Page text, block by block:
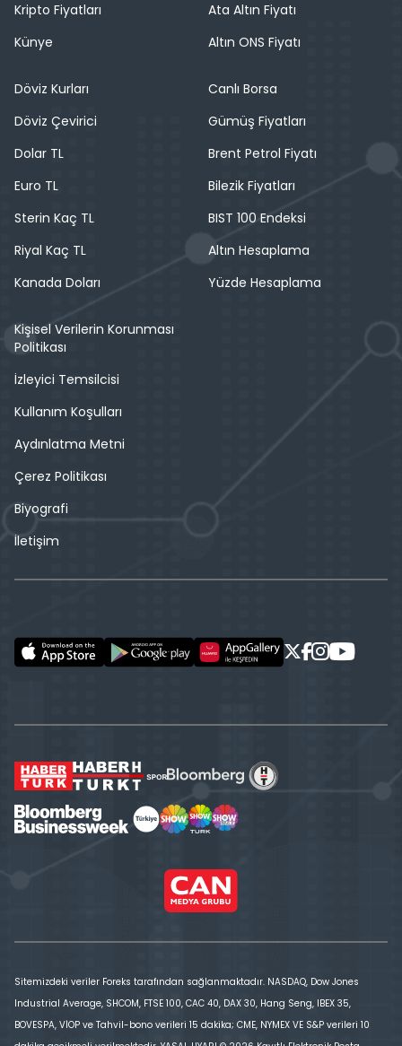
Kripto Fiyatları
Künye
Ata Altın Fiyatı
Altın ONS Fiyatı
Döviz Kurları
Döviz Çevirici
Dolar TL
Euro TL
Sterin Kaç TL
Riyal Kaç TL
Kanada Doları
Canlı Borsa
Gümüş Fiyatları
Brent Petrol Fiyatı
Bilezik Fiyatları
BIST 100 Endeksi
Altın Hesaplama
Yüzde Hesaplama
Kişisel Verilerin Korunması
Politikası
İzleyici Temsilcisi
Kullanım Koşulları
Aydınlatma Metni
Çerez Politikası
Biyografi
İletişim
Sitemizdeki veriler Foreks tarafından sağlanmaktadır. NASDAQ, Dow Jones
Industrial Average, SHCOM, FTSE 100, CAC 40, DAX 30, Hang Seng, IBEX 35,
BOVESPA, VİOP ve Tahvil-bono verileri 15 dakika; CME, NYMEX VE S&P verileri 10